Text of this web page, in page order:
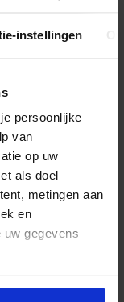
instellingen
persoonlijke
van
op uw
als doel
metingen aan
en
gegevens